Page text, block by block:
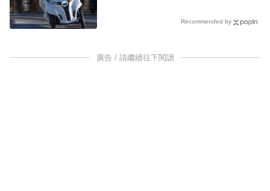
Recommended by
廣告 / 請繼續往下閱讀